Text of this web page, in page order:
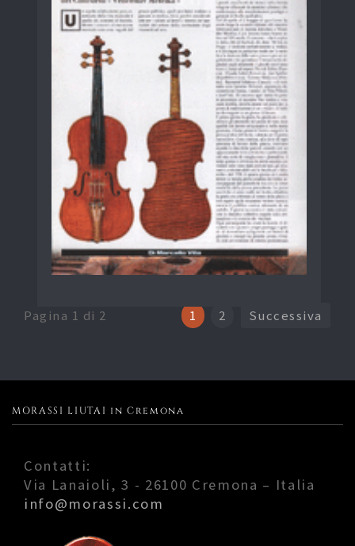
Pagina 1 di 2 1 2 Successiva
MORASSI LIUTAI in Cremona
Contatti:
Via Lanaioli, 3 - 26100 Cremona – Italia
info@morassi.com